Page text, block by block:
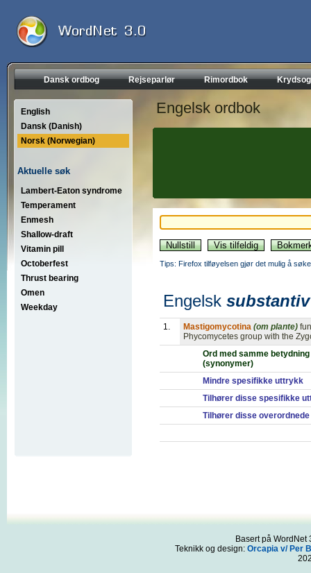
Dansk ordbog Rejseparlør Rimordbok
English
Dansk (Danish)
Norsk (Norwegian)
Aktuelle søk
Lambert-Eaton syndrome
Temperament
Enmesh
Shallow-draft
Vitamin pill
Octoberfest
Thrust bearing
Omen
Weekday
Engelsk ordbok
Tips: Firefox tilføyelsen gjør det mulig å
Engelsk substantiv
1. Mastigomycotina (om plante)
Phycomycetes group with the
Ord med samme betydning
(synonymer)
Mindre spesifikke uttrykk
Tilhører disse spesifikke
Tilhører disse
Basert på
Teknikk og design: Orcapia v/ Per